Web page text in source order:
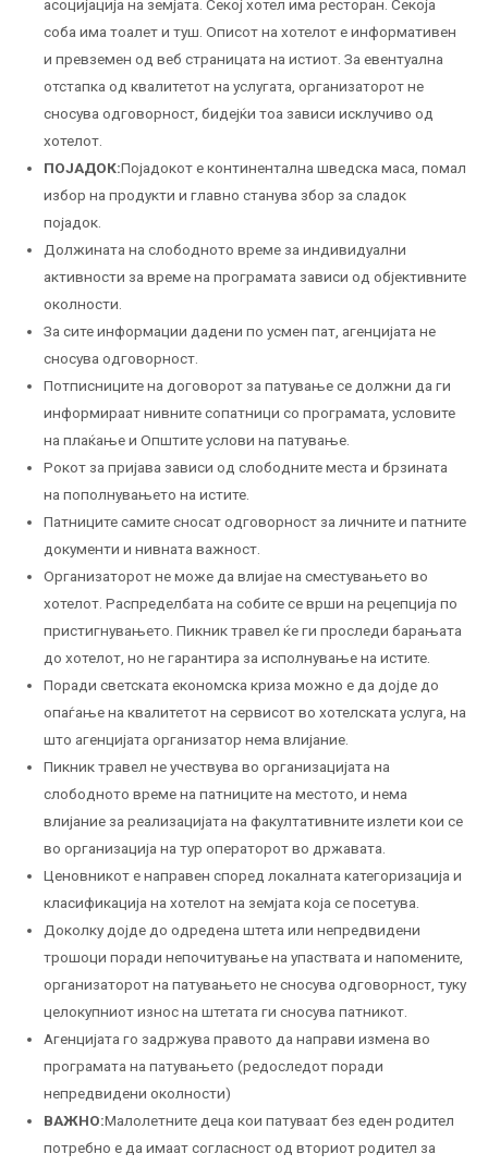
асоцијација на земјата. Секој хотел има ресторан. Секоја
соба има тоалет и туш. Описот на хотелот е информативен
и превземен од веб страницата на истиот. За евентуална
отстапка од квалитетот на услугата, организаторот не
сносува одговорност, бидејќи тоа зависи исклучиво од
хотелот.
ПОЈАДОК:Појадокот е континентална шведска маса, помал
избор на продукти и главно станува збор за сладок
појадок.
Должината на слободното време за индивидуални
активности за време на програмата зависи од објективните
околности.
За сите информации дадени по усмен пат, агенцијата не
сносува одговорност.
Потписниците на договорот за патување се должни да ги
информираат нивните сопатници со програмата, условите
на плаќање и Општите услови на патување.
Рокот за пријава зависи од слободните места и брзината
на пополнувањето на истите.
Патниците самите сносат одговорност за личните и патните
документи и нивната важност.
Организаторот не може да влијае на сместувањето во
хотелот. Распределбата на собите се врши на рецепција по
пристигнувањето. Пикник травел ќе ги проследи барањата
до хотелот, но не гарантира за исполнување на истите.
Поради светската економска криза можно е да дојде до
опаѓање на квалитетот на сервисот во хотелската услуга, на
што агенцијата организатор нема влијание.
Пикник травел не учествува во организацијата на
слободното време на патниците на местото, и нема
влијание за реализацијата на факултативните излети кои се
во организација на тур операторот во државата.
Ценовникот е направен според локалната категоризација и
класификација на хотелот на земјата која се посетува.
Доколку дојде до одредена штета или непредвидени
трошоци поради непочитување на упаствата и напомените,
организаторот на патувањето не сносува одговорност, туку
целокупниот износ на штетата ги сносува патникот.
Агенцијата го задржува правото да направи измена во
програмата на патувањето (редоследот поради
непредвидени околности)
ВАЖНО:Малолетните деца кои патуваат без еден родител
потребно е да имаат согласност од вториот родител за